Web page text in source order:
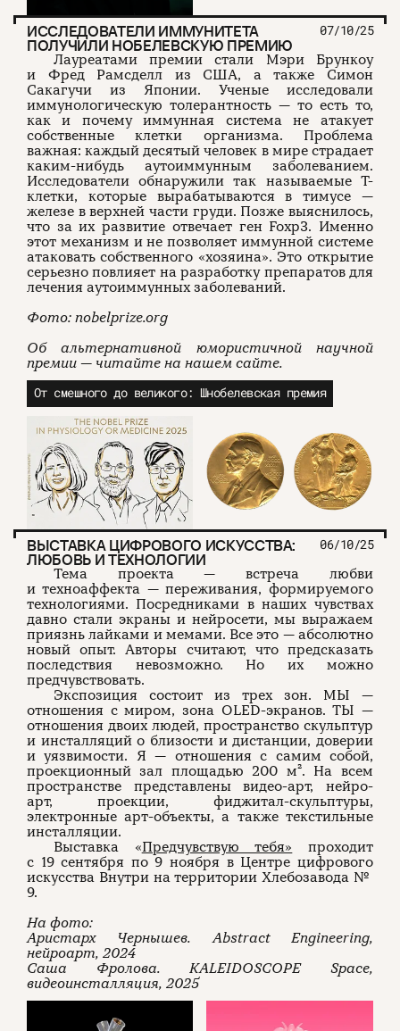
ИССЛЕДОВАТЕЛИ ИММУНИТЕТА
ПОЛУЧИЛИ НОБЕЛЕВСКУЮ ПРЕМИЮ
07/10/25
Лауреатами премии стали Мэри Брункоу
и Фред Рамсделл из США, а также Симон
Сакагучи из Японии. Ученые исследовали
иммунологическую толерантность — то есть то,
как и почему иммунная система не атакует
собственные клетки организма. Проблема
важная: каждый десятый человек в мире страдает
каким-нибудь аутоиммунным заболеванием.
Исследователи обнаружили так называемые Т-
клетки, которые вырабатываются в тимусе —
железе в верхней части груди. Позже выяснилось,
что за их развитие отвечает ген Foxp3. Именно
этот механизм и не позволяет иммунной системе
атаковать собственного «хозяина». Это открытие
серьезно повлияет на разработку препаратов для
лечения аутоиммунных заболеваний.
Фото: nobelprize.org
Об альтернативной юмористичной научной
премии — читайте на нашем сайте.
От смешного до великого: Шнобелевская премия
ВЫСТАВКА ЦИФРОВОГО ИСКУССТВА:
ЛЮБОВЬ И ТЕХНОЛОГИИ
06/10/25
Тема проекта — встреча любви
и техноаффекта — переживания, формируемого
технологиями. Посредниками в наших чувствах
давно стали экраны и нейросети, мы выражаем
приязнь лайками и мемами. Все это — абсолютно
новый опыт. Авторы считают, что предсказать
последствия невозможно. Но их можно
предчувствовать.
Экспозиция состоит из трех зон. МЫ —
отношения с миром, зона OLED-экранов. ТЫ —
отношения двоих людей, пространство скульптур
и инсталляций о близости и дистанции, доверии
и уязвимости. Я — отношения с самим собой,
проекционный зал площадью 200 м². На всем
пространстве представлены видео-арт, нейро-
арт, проекции, фиджитал-скульптуры,
электронные арт-объекты, а также текстильные
инсталляции.
Выставка «Предчувствую тебя» проходит
с 19 сентября по 9 ноября в Центре цифрового
искусства Внутри на территории Хлебозавода №
9.
На фото:
Аристарх Чернышев. Abstract Engineering,
нейроарт, 2024
Саша Фролова. KALEIDOSCOPE Space,
видеоинсталляция, 2025